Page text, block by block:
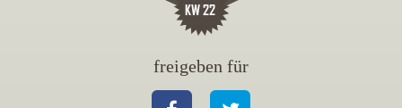
freigeben für